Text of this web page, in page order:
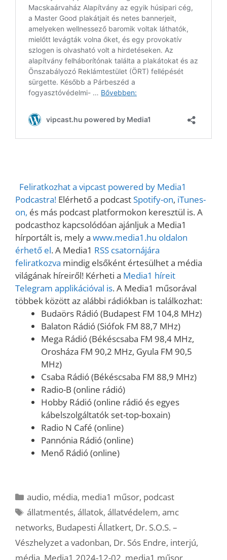
Feliratkozhat a vipcast powered by Media1
Podcastra! Elérhető a podcastSpotify-on, iTunes-
on, és más podcast platformokon keresztül is. A
podcasthoz kapcsolódóan ajánljuk a Media1
hírportált is, mely a www.media1.hu oldalon
érhető el. A Media1 RSS csatornájára
feliratkozva mindig elsőként értesülhet a média
világának híreiről! Kérheti a Media1 híreit
Telegram applikációval is. A Media1 műsorával
többek között az alábbi rádiókban is találkozhat:
Budaörs Rádió (Budapest FM 104,8 MHz)
Balaton Rádió (Siófok FM 88,7 MHz)
Mega Rádió (Békéscsaba FM 98,4 MHz,
Orosháza FM 90,2 MHz, Gyula FM 90,5
MHz)
Csaba Rádió (Békéscsaba FM 88,9 MHz)
Radio-B (online rádió)
Hobby Rádió (online rádió és egyes
kábelszolgáltatók set-top-boxain)
Radio N Café (online)
Pannónia Rádió (online)
Menő Rádió (online)
Kategória
audio, média, media1 műsor, podcast
Címkék
állatmentés,állatok,állatvédelem,amc
networks, Budapesti Állatkert, Dr. S.O.S. –
Vészhelyzet a vadonban, Dr. Sós Endre, interjú,
média Media1 2024-12-02 media1 műsor